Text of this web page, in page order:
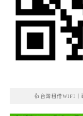
👍台灣租借WIFI｜